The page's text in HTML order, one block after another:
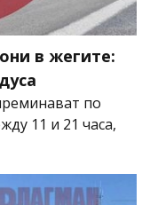
в жегите:
по
11 и 21 часа,